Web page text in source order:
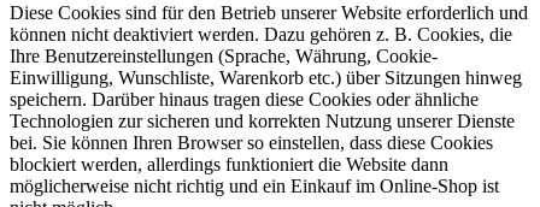
Diese Cookies sind für den Betrieb unserer Website erforderlich und
können nicht deaktiviert werden. Dazu gehören z. B. Cookies, die
Ihre Benutzereinstellungen (Sprache, Währung, Cookie-
Einwilligung, Wunschliste, Warenkorb etc.) über Sitzungen hinweg
speichern. Darüber hinaus tragen diese Cookies oder ähnliche
Technologien zur sicheren und korrekten Nutzung unserer Dienste
bei. Sie können Ihren Browser so einstellen, dass diese Cookies
blockiert werden, allerdings funktioniert die Website dann
möglicherweise nicht richtig und ein Einkauf im Online-Shop ist